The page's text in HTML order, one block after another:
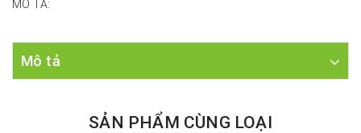
MÔ TẢ:
Mô tả
SẢN PHẨM CÙNG LOẠI